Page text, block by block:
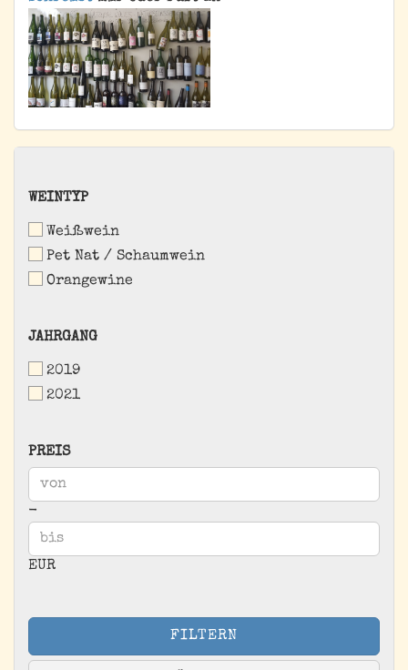
WEINTYP
WEINTYP
Weißwein
Pet Nat / Schaumwein
Orangewine
JAHRGANG
JAHRGANG
2019
2021
PREIS
PREIS
Preis bis
-
EUR
FILTERN